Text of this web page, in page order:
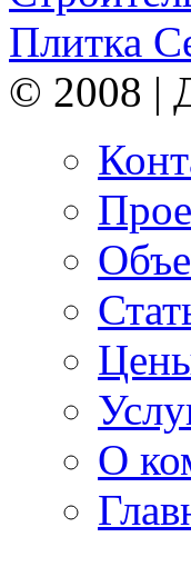
Плитка
© 2008 |
О